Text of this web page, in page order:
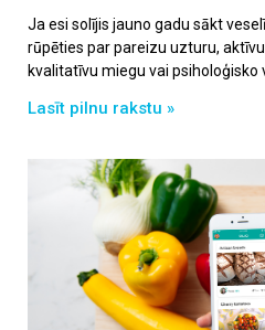
Ja esi solījis jauno gadu sākt
rūpēties par pareizu uzturu,
kvalitatīvu miegu vai psiholoģisko
Lasīt pilnu rakstu »